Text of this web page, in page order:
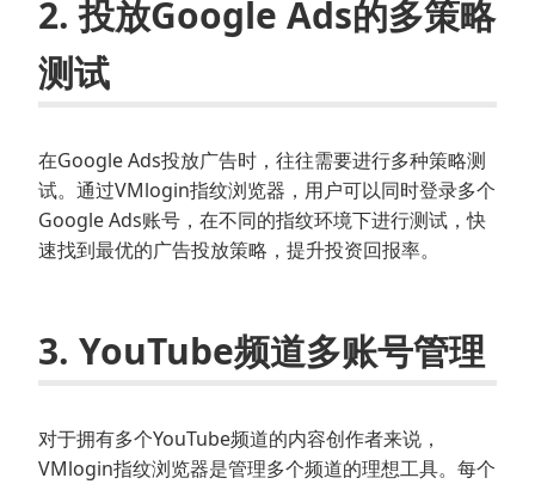
2. 投放Google Ads的多策略
测试
在Google Ads投放广告时，往往需要进行多种策略测
试。通过VMlogin指纹浏览器，用户可以同时登录多个
Google Ads账号，在不同的指纹环境下进行测试，快
速找到最优的广告投放策略，提升投资回报率。
3. YouTube频道多账号管理
对于拥有多个YouTube频道的内容创作者来说，
VMlogin指纹浏览器是管理多个频道的理想工具。每个